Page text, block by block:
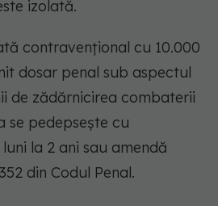
izolată.
contravenţional cu 10.000
dosar penal sub aspectul
de zădărnicirea combaterii
se pedepseşte cu
la 2 ani sau amendă
din Codul Penal.